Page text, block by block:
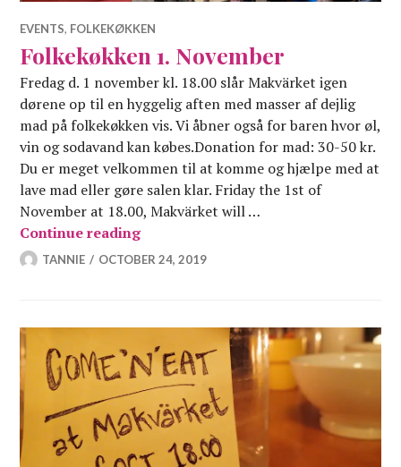
EVENTS, FOLKEKØKKEN
Folkekøkken 1. November
Fredag d. 1 november kl. 18.00 slår Makvärket igen
dørene op til en hyggelig aften med masser af dejlig
mad på folkekøkken vis. Vi åbner også for baren hvor øl,
vin og sodavand kan købes.Donation for mad: 30-50 kr.
Du er meget velkommen til at komme og hjælpe med at
lave mad eller gøre salen klar. Friday the 1st of
November at 18.00, Makvärket will …
Continue readingFolkekøkken 1. November
TANNIE OCTOBER 24, 2019